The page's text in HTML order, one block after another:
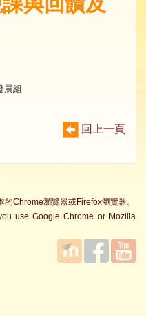
展組
回上一頁
Chrome瀏覽器或Firefox瀏覽器。
use Google Chrome or Mozilla